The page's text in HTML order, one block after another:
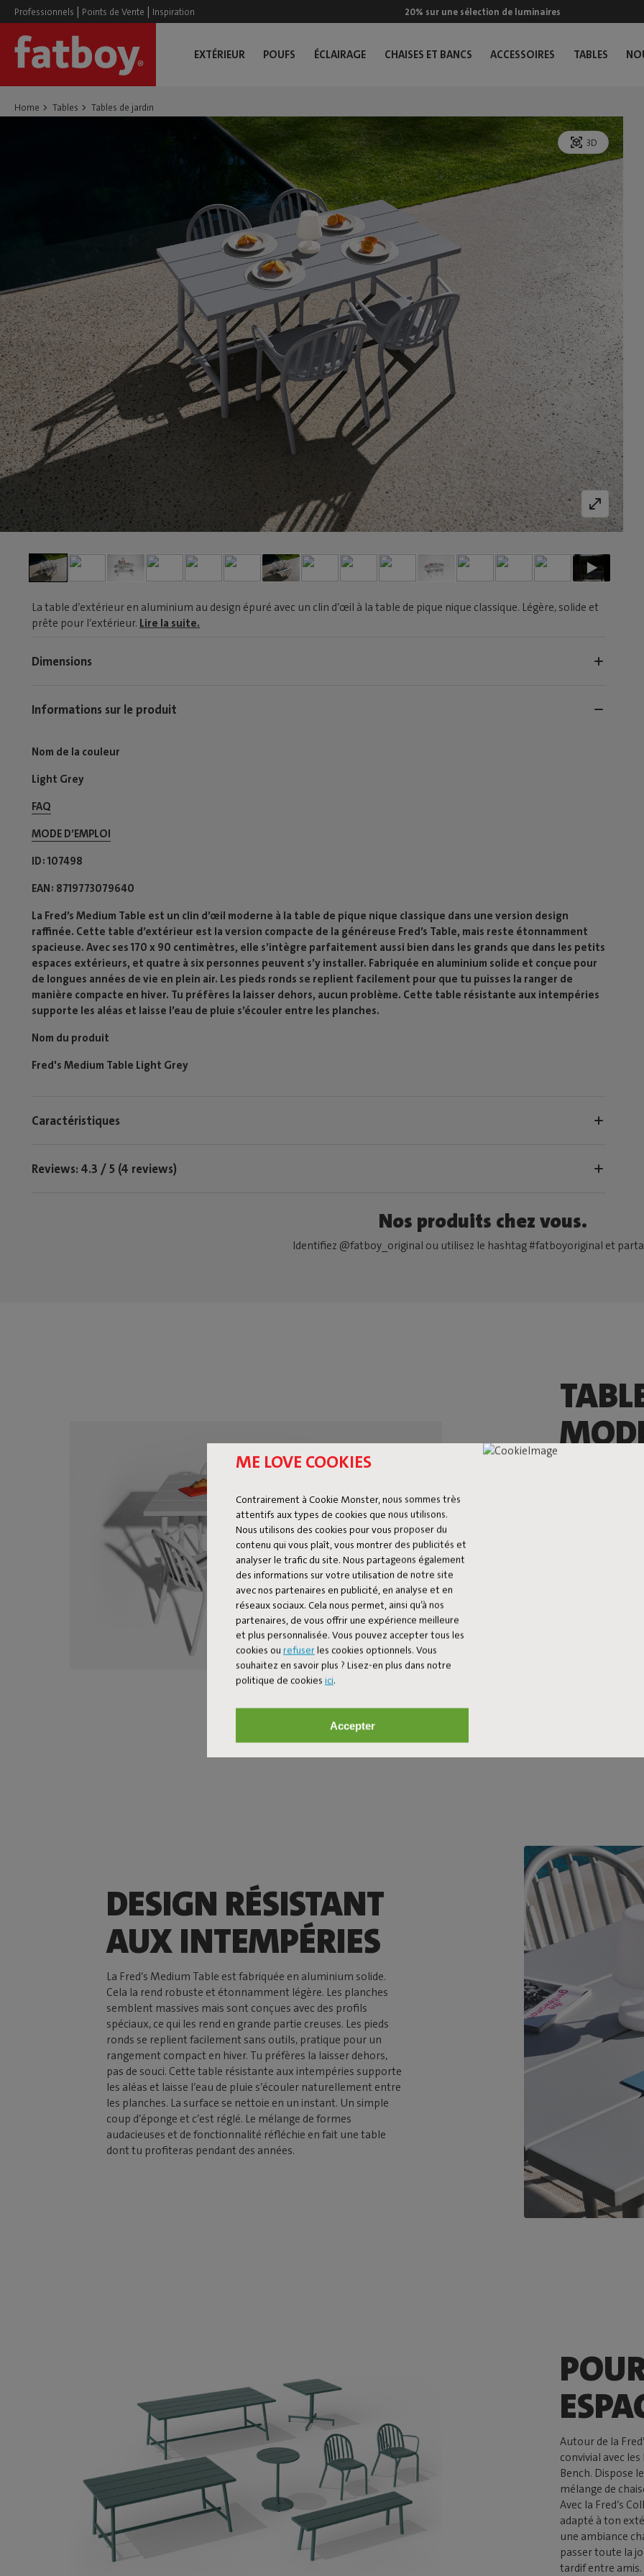
ME LOVE COOKIES
Contrairement à Cookie Monster, nous sommes très
attentifs aux types de cookies que nous utilisons.
Nous utilisons des cookies pour vous proposer du
contenu qui vous plaît, vous montrer des publicités et
analyser le trafic du site. Nous partageons également
des informations sur votre utilisation de notre site
avec nos partenaires en publicité, en analyse et en
réseaux sociaux. Cela nous permet, ainsi qu’à nos
partenaires, de vous offrir une expérience meilleure
et plus personnalisée. Vous pouvez accepter tous les
cookies ou refuserles cookies optionnels. Vous
souhaitez en savoir plus ? Lisez-en plus dans notre
politique de cookies ici.
Accepter
Professionnels | Points de Vente | Inspiration 20% sur une sélection de luminaires
EXTÉRIEUR POUFS ÉCLAIRAGE CHAISES ET BANCS ACCESSOIRES TABLES
Home Tables Tables de jardin
3D
La table d’extérieur en aluminium au design épuré avec un clin d’œil à la table de pique nique classique. Légère, solide et
prête pour l’extérieur. Lire la suite.
Dimensions
Informations sur le produit
Nom de la couleur
Light Grey
FAQ
MODE D’EMPLOI​
ID 107498
EAN 8719773079640
La Fred’s Medium Table est un clin d’œil moderne à la table de pique nique classique dans une version design
raffinée. Cette table d’extérieur est la version compacte de la généreuse Fred’s Table, mais reste étonnamment
spacieuse. Avec ses 170 x 90 centimètres, elle s’intègre parfaitement aussi bien dans les grands que dans les petits
espaces extérieurs, et quatre à six personnes peuvent s’y installer. Fabriquée en aluminium solide et conçue pour
de longues années de vie en plein air. Les pieds ronds se replient facilement pour que tu puisses la ranger de
manière compacte en hiver. Tu préfères la laisser dehors, aucun problème. Cette table résistante aux intempéries
supporte les aléas et laisse l’eau de pluie s’écouler entre les planches.
Nom du produit
Fred's Medium Table Light Grey
Caractéristiques
Reviews: 4.3 / 5 (4 reviews)
Nos produits chez vous.
Identifiez @fatboy_original ou utilisez le hashtag #fatboyoriginal et
La Fred’s
avec un clin
plateau,
gardant
version plus
ses dimensions
assez de place
à quatre. Ou à
Petit déjeuner,
DESIGN RÉSISTANT
AUX INTEMPÉRIES
La Fred’s Medium Table est fabriquée en aluminium solide.
Cela la rend robuste et étonnamment légère. Les planches
semblent massives mais sont conçues avec des profils
spéciaux, ce qui les rend en grande partie creuses. Les pieds
ronds se replient facilement sans outils, pratique pour un
rangement compact en hiver. Tu préfères la laisser dehors,
pas de souci. Cette table résistante aux intempéries supporte
les aléas et laisse l’eau de pluie s’écouler naturellement entre
les planches. La surface se nettoie en un instant. Un simple
coup d’éponge et c’est réglé. Le mélange de formes
audacieuses et de fonctionnalité réfléchie en fait une table
dont tu profiteras pendant des années.
Autour de la
convivial avec les
Bench. Dispose
mélange de
Avec la Fred’s
adapté à ton
une ambiance
passer toute la
tardif entre amis.